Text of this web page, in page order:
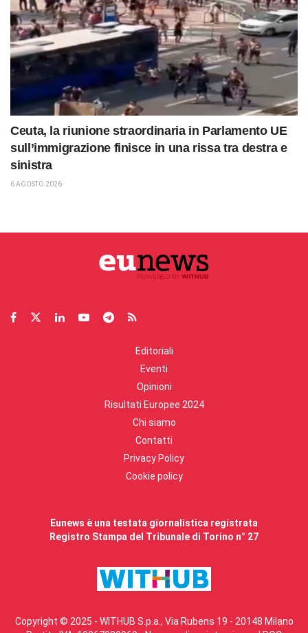
Ceuta, la riunione straordinaria in Parlamento UE
sull’immigrazione finisce in una rissa tra destra e
sinistra
6 AGOSTO 2026
Editoriali
Eventi
Opinioni
Risultati Europee 2024
Chi siamo
Contatti
Privacy Policy
Cookie policy
Eunews è una testata giornalistica registrata
Registro Stampa del Tribunale di Torino n° 27
Copyright © 2025 - WITHUB S.p.a., Via Rubens 19 - 20148 Milano